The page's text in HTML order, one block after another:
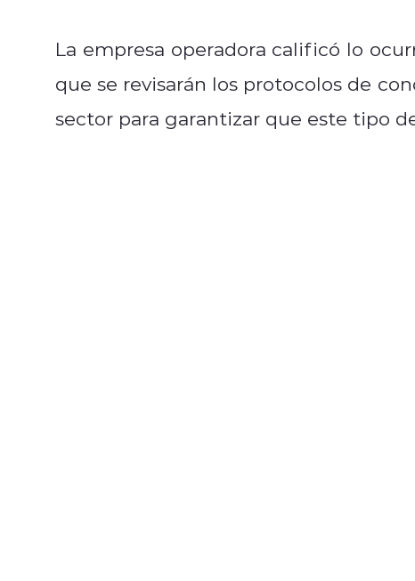
La empresa operadora calificó lo
que se revisarán los protocolos de
sector para garantizar que este tipo